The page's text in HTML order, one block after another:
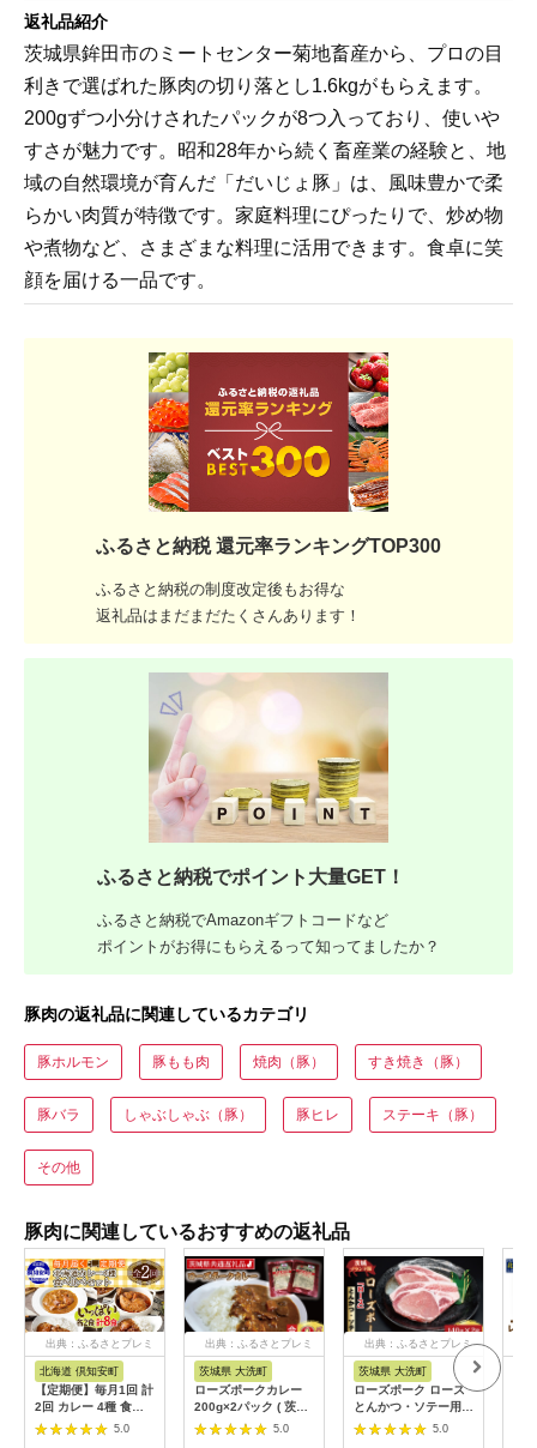
返礼品紹介
茨城県鉾田市のミートセンター菊地畜産から、プロの目
利きで選ばれた豚肉の切り落とし1.6kgがもらえます。
200gずつ小分けされたパックが8つ入っており、使いや
すさが魅力です。昭和28年から続く畜産業の経験と、地
域の自然環境が育んだ「だいじょ豚」は、風味豊かで柔
らかい肉質が特徴です。家庭料理にぴったりで、炒め物
や煮物など、さまざまな料理に活用できます。食卓に笑
顔を届ける一品です。
ふるさと納税 還元率ランキングTOP300
ふるさと納税の制度改定後もお得な
返礼品はまだまだたくさんあります！
ふるさと納税でポイント大量GET！
ふるさと納税でAmazonギフトコードなど
ポイントがお得にもらえるって知ってましたか？
豚肉の返礼品に関連しているカテゴリ
豚ホルモン 豚もも肉 焼肉（豚） すき焼き（豚）
豚バラ しゃぶしゃぶ（豚） 豚ヒレ ステーキ（豚）
その他
豚肉に関連しているおすすめの返礼品
出典：ふるさとプレミ
北海道 倶知安町
【定期便】毎月1回 計
2回 カレー 4種 食べ
比べ 8個 中辛 チキン
レッグ スープカレー
5.0
出典：ふるさとプレミ
茨城県 大洗町
ローズポークカレー
200g×2パック ( 茨城
県共通返礼品・茨城県
産 ) ブランド豚 豚肉
5.0
出典：ふるさとプレミ
アム
茨城県 大洗町
ローズポーク ロース
とんかつ・ソテー用
約280g (140g×2枚) (
茨城県共通返礼品・茨
5.0